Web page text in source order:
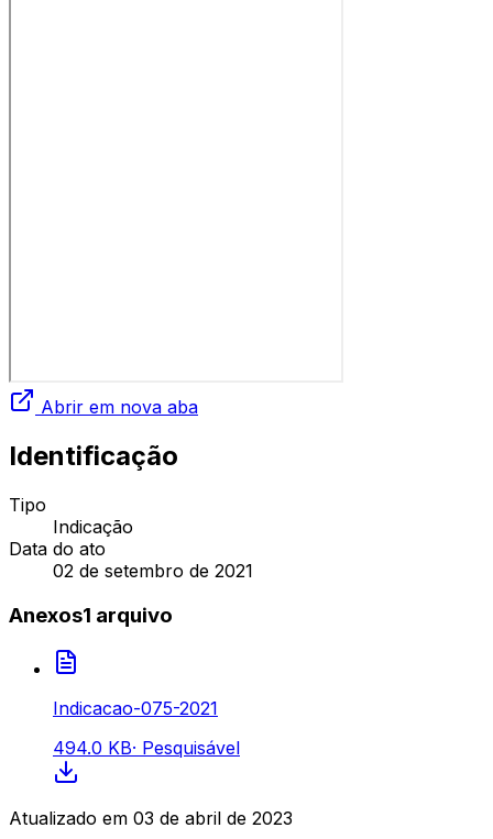
Abrir em nova aba
Identificação
Tipo
Indicação
Data do ato
02 de setembro de 2021
Anexos1 arquivo
Indicacao-075-2021
494.0 KB· Pesquisável
Atualizado em 03 de abril de 2023